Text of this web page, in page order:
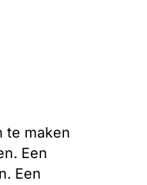
te maken
Een
Een